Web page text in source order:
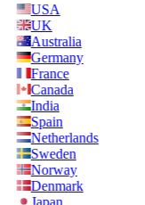
USA
UK
Australia
Germany
France
Canada
India
Spain
Netherlands
Sweden
Norway
Denmark